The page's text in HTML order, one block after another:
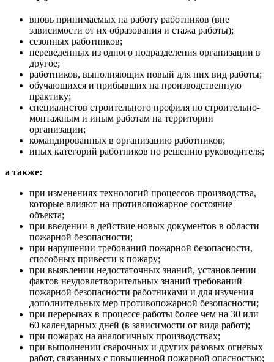
вновь принимаемых на работу работников (вне
зависимости от их образования и стажа работы);
сезонных работников;
переведенных из одного подразделения организации в
другое;
работников, выполняющих новый для них вид работы;
обучающихся и прибывших на производственную
практику;
специалистов строительного профиля по строительно-
монтажным и иным работам на территории
организации;
командированных в организацию работников;
иных категорий работников по решению руководителя;
а также:
при изменениях технологий процессов производства,
которые влияют на противопожарное состояние
объекта;
при введении в действие новых документов в области
пожарной безопасности;
при нарушении требований пожарной безопасности,
способных привести к пожару;
при выявлении недостаточных знаний, установлении
фактов неудовлетворительных знаний требований
пожарной безопасности работниками и для изучения
дополнительных мер противопожарной безопасности;
при перерывах в процессе работы более чем на 30 или
60 календарных дней (в зависимости от вида работ);
при пожарах на аналогичных производствах;
при выполнении сварочных и других разовых огневых
работ, связанных с повышенной пожарной опасностью;